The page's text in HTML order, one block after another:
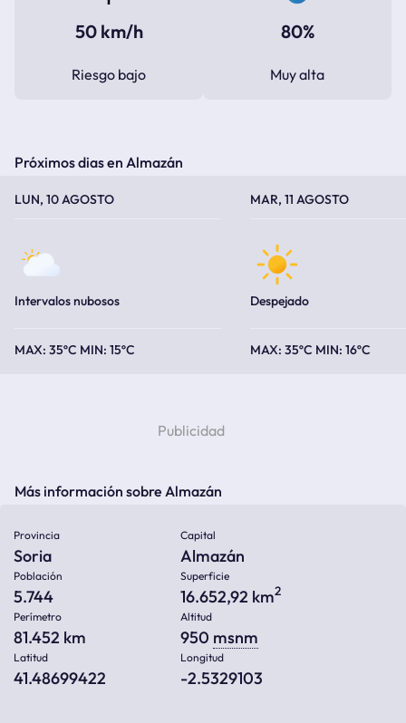
50 km/h
Riesgo bajo
80%
Muy alta
Próximos dias en Almazán
LUN, 10 AGOSTO
Intervalos nubosos
35ºC 15ºC
MAR, 11 AGOSTO
Despejado
35ºC 16ºC
Más información sobre Almazán
Provincia
Soria
Capital
Almazán
Población
5.744
Superficie
16.652,92 km2
Perímetro
81.452 km
Altitud
950 msnm
Latitud
41.48699422
Longitud
-2.5329103